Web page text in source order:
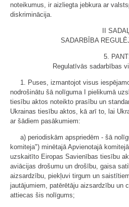
noteikumus, ir aizliegta jebkura ar
diskriminācija.
II
SADARBĪBA
5.
Regulatīvās sadarbības
1. Puses, izmantojot visus
nodrošinātu šā nolīguma I pielikumā
tiesību aktos noteikto prasību un
Ukrainas tiesību aktos, kā arī to, lai
ar šādiem pasākumiem:
a) periodiskām apspriedēm - šā
komiteja") minētajā Apvienotajā
uzskaitīto Eiropas Savienības tiesību
aviācijas drošumu un drošību, gaisa
aizsardzību, piekļuvi tirgum un
jautājumiem, patērētāju aizsardzību un
attiecas šis nolīgums;